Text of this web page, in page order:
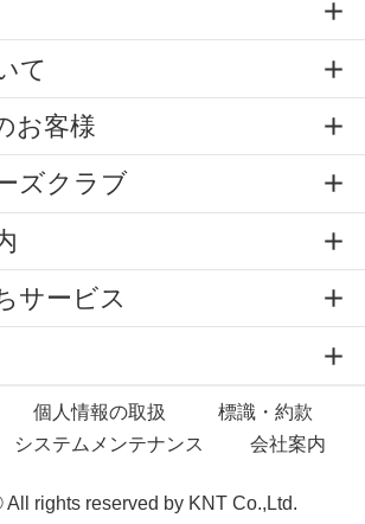
て
お客様
ズクラブ
サービス
個人情報の取扱
標識・約款
システムメンテナンス 会社案内
All rights reserved by KNT Co.,Ltd.